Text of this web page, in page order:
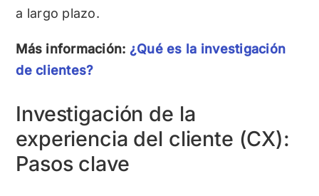
a largo plazo.
Más información: ¿Qué es la investigación
de clientes?
Investigación de la
experiencia del cliente (CX):
Pasos clave